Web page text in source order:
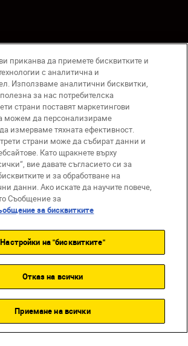
СИСТЕМА
приканва да приемете бисквитките и
с аналитична и
Използваме аналитични бисквитки,
за нас потребителска
страни поставят маркетингови
можем да персонализираме
измерваме тяхната ефективност.
страни може да събират данни и
Като щракнете върху
вие давате съгласието си за
и за обработване на
данни. Ако искате да научите повече,
Съобщение за
за бисквитките
Настройки на "бисквитките"
Отказ на всички
Приемане на всички